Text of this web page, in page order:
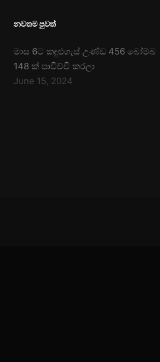
නවතම පුවත්
මාස 6ට කඳුළුගැස් උණ්ඩ 456 බෝම්බ
148 ක් පාවිච්චි කරලා
June 15, 2024